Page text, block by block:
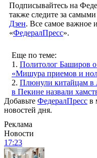
Подписывайтесь на
также следите за
Дзен. Все самое важное
«ФедералПресс».
Еще по теме:
1. Политолог Баширов
«Мишура приемов и
2. Плюнули китайцам в
в Пекине назвали
Добавьте ФедералПресс в
новостей дня.
Реклама
Новости
17:23